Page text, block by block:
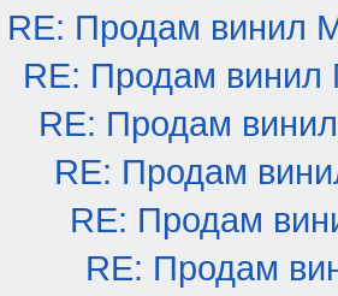
RE: Продам винил
RE: Продам винил
RE: Продам
RE: Продам
RE: Продам
RE: Продам